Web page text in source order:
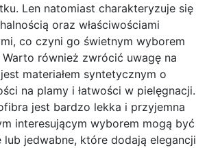
Len natomiast charakteryzuje się
oraz właściwościami
co czyni go świetnym wyborem
również zwrócić uwagę na
materiałem syntetycznym o
na plamy i łatwości w pielęgnacji.
jest bardzo lekka i przyjemna
interesującym wyborem mogą być
jedwabne, które dodają elegancji